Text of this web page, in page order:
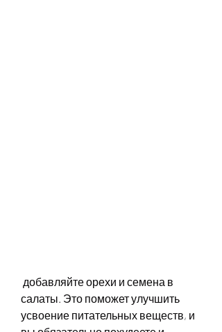
салаты. Это поможет улучшить
усвоение питательных веществ, и